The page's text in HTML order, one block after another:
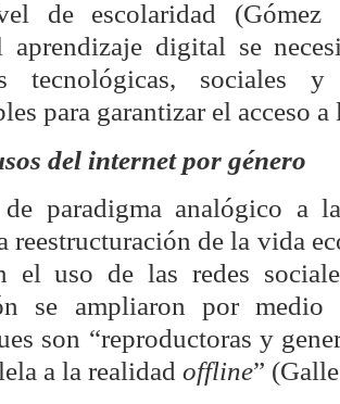
de escolaridad (Gómez
aprendizaje digital se
tecnológicas, sociales
para garantizar el acceso
del internet por género
paradigma analógico a
reestructuración de la vida
el uso de las redes
se ampliaron por medio
son “reproductoras y
a la realidad offline”